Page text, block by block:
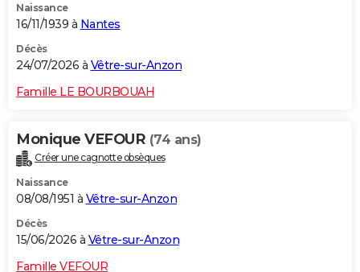
GUIDES D'ACHAT
BONS PLANS
CARTE DE VOEUX
Dictionnaire
Biographies
Citations
Expressions
Proverbes
PROGRAMME TV
COPAINS D'AVANT
S'inscrire
Se connecter
Lycées
Collèges
Primaires
Universités
Entreprises
Service militaire
Avis de recherche
AVIS DE DÉCÈS
Naissance
16/11/1939 à Nantes
Décès
24/07/2026 à Vêtre-sur-Anzon
Famille LE BOURBOUAH
Monique VEFOUR (74 ans)
Créer une cagnotte obsèques
Naissance
08/08/1951 à Vêtre-sur-Anzon
Décès
15/06/2026 à Vêtre-sur-Anzon
Famille VEFOUR